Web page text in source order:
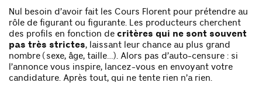
Nul besoin d’avoir fait les Cours Florent pour prétendre au
rôle de figurant ou figurante. Les producteurs cherchent
des profils en fonction de critères qui ne sont souvent
pas très strictes, laissant leur chance au plus grand
nombre (sexe, âge, taille…). Alors pas d’auto-censure : si
l’annonce vous inspire, lancez-vous en envoyant votre
candidature. Après tout, qui ne tente rien n’a rien.